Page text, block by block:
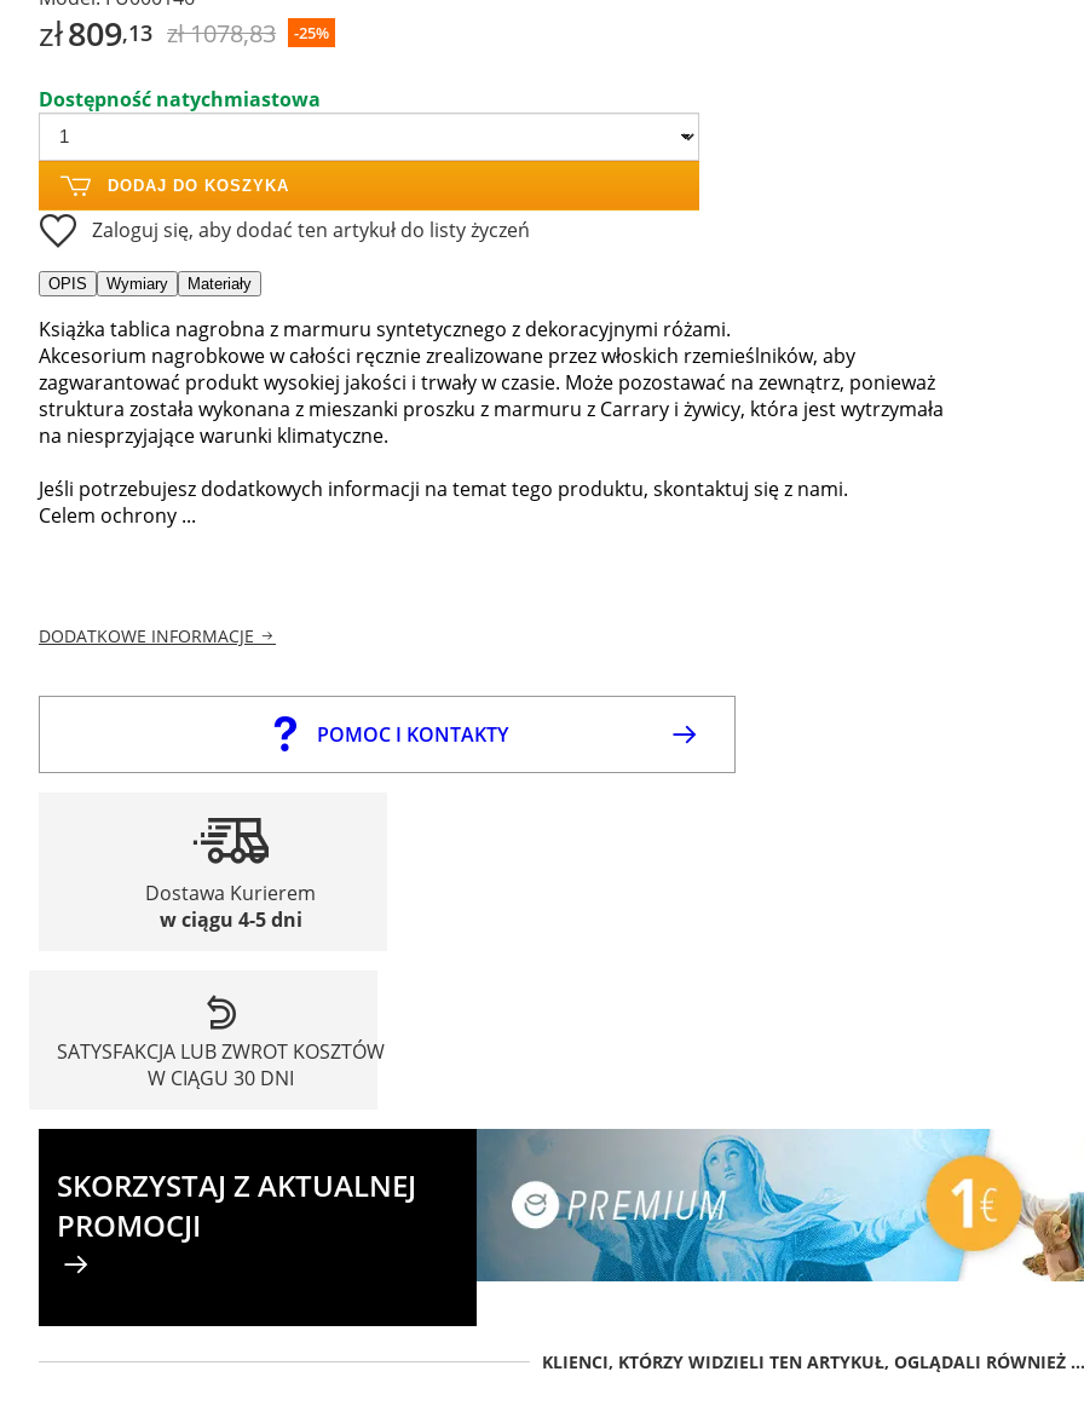
zł809,13 zł 1078,83 -25%
Dostępność natychmiastowa
DODAJ DO KOSZYKA
Zaloguj się, aby dodać ten artykuł do listy życzeń
OPIS Wymiary Materiały
Książka tablica nagrobna z marmuru syntetycznego z dekoracyjnymi różami.
Akcesorium nagrobkowe w całości ręcznie zrealizowane przez włoskich rzemieślników, aby
zagwarantować produkt wysokiej jakości i trwały w czasie. Może pozostawać na zewnątrz, ponieważ
struktura została wykonana z mieszanki proszku z marmuru z Carrary i żywicy, która jest wytrzymała
na niesprzyjające warunki klimatyczne.
Jeśli potrzebujesz dodatkowych informacji na temat tego produktu, skontaktuj się z nami.
Celem ochrony ...
DODATKOWE INFORMACJE
POMOC I KONTAKTY
Dostawa Kurierem
w ciągu 4-5 dni
SATYSFAKCJA LUB ZWROT KOSZTÓW
W CIĄGU 30 DNI
SKORZYSTAJ Z AKTUALNEJ
PROMOCJI
KLIENCI, KTÓRZY WIDZIELI TEN ARTYKUŁ, OGLĄDALI RÓWNIEŻ ...